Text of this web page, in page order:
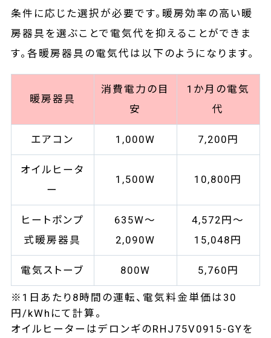
条件に応じた選択が必要です。暖房効率の高い暖
房器具を選ぶことで電気代を抑えることができま
す。各暖房器具の電気代は以下のようになります。
暖房器具
消費電力の目
安
1か月の電気
代
エアコン 1,000W 7,200円
オイルヒータ
ー
1,500W 10,800円
ヒートポンプ
式暖房器具
635W～
2,090W
4,572円～
15,048円
電気ストーブ 800W 5,760円
※1日あたり8時間の運転、電気料金単価は30
円/kWhにて計算。
オイルヒーターはデロンギのRHJ75V0915-GYを